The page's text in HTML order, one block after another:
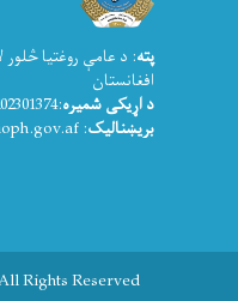
پته: د عامې روغتيا
افغانستان
د اړیکی شمیره:0093202301374
بریښنالیک: info.access@moph.gov.af
Rights Reserved